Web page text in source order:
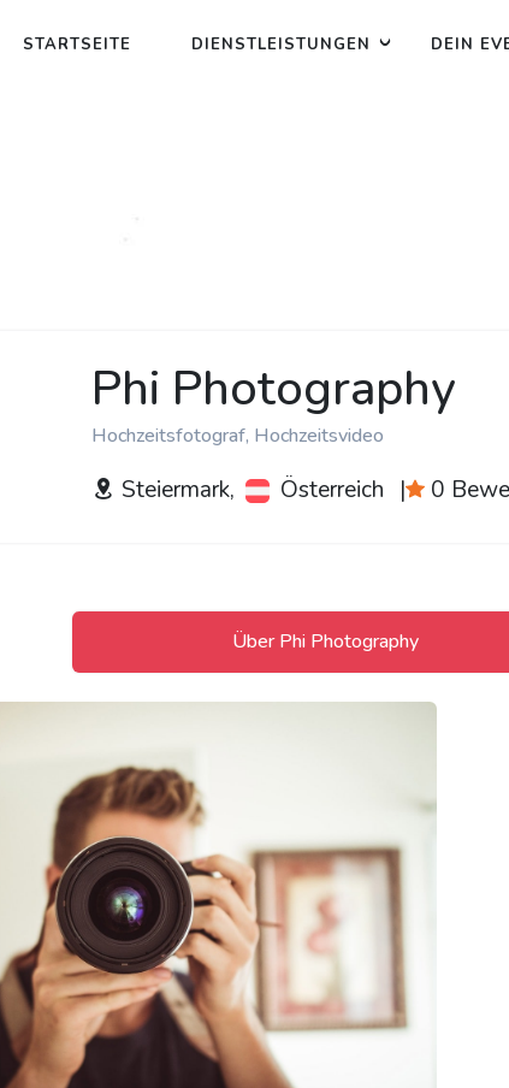
STARTSEITE DIENSTLEISTUNGEN DEIN
Phi Photography
Hochzeitsfotograf, Hochzeitsvideo
Steiermark, Österreich | 0
Über Phi Photography